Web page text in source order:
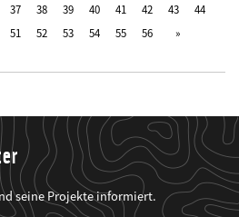
37 38 39 40 41 42 43
44
51 52 53 54 55 56
seine Projekte informiert.